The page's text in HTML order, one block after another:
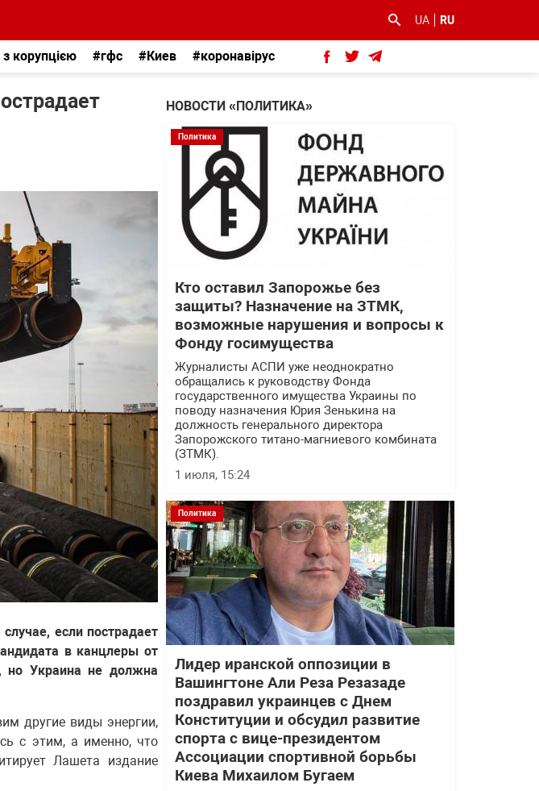
UA RU
корупцією #гфс #Киев #коронавірус
если пострадает
в канцлеры от
Украина не должна
другие виды энергии,
с этим, а именно, что
Лашета издание
НОВОСТИ «ПОЛИТИКА»
Политика
Кто оставил Запорожье без
защиты? Назначение на ЗТМК,
возможные нарушения и вопросы к
Фонду госимущества
Журналисты АСПИ уже неоднократно
обращались к руководству Фонда
государственного имущества Украины по
поводу назначения Юрия Зенькина на
должность генерального директора
Запорожского титано-магниевого комбината
(ЗТМК).
1 июля, 15:24
Политика
Лидер иранской оппозиции в
Вашингтоне Али Реза Резазаде
поздравил украинцев с Днем
Конституции и обсудил развитие
спорта с вице-президентом
Ассоциации спортивной борьбы
Киева Михаилом Бугаем